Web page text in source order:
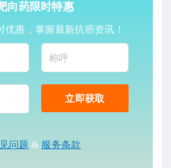
向药限时特惠
优惠，掌握最新抗癌资讯！
问题 & 服务条款